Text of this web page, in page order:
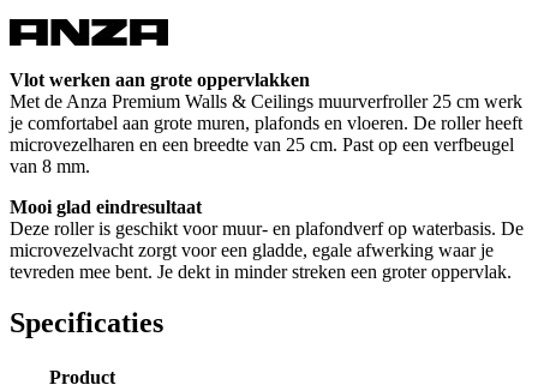
Vlot werken aan grote oppervlakken
Met de Anza Premium Walls & Ceilings muurverfroller 25 cm werk
je comfortabel aan grote muren, plafonds en vloeren. De roller heeft
microvezelharen en een breedte van 25 cm. Past op een verfbeugel
van 8 mm.
Mooi glad eindresultaat
Deze roller is geschikt voor muur- en plafondverf op waterbasis. De
microvezelvacht zorgt voor een gladde, egale afwerking waar je
tevreden mee bent. Je dekt in minder streken een groter oppervlak.
Specificaties
Product